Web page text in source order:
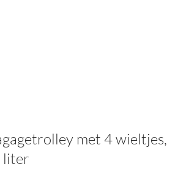
met 4 wieltjes,
liter